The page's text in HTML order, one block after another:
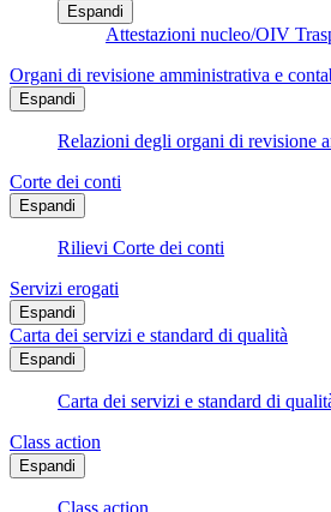
Espandi
Attestazioni nucleo/OIV
Organi di revisione amministrativa e
Espandi
Relazioni degli organi di revisione
Corte dei conti
Espandi
Rilievi Corte dei conti
Servizi erogati
Espandi
Carta dei servizi e standard di qualità
Espandi
Carta dei servizi e standard di
Class action
Espandi
Class action